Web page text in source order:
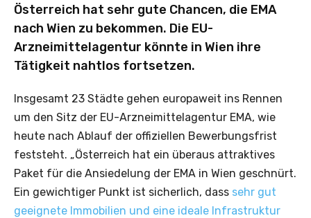
Österreich hat sehr gute Chancen, die EMA
nach Wien zu bekommen. Die EU-
Arzneimittelagentur könnte in Wien ihre
Tätigkeit nahtlos fortsetzen.
Insgesamt 23 Städte gehen europaweit ins Rennen
um den Sitz der EU-Arzneimittelagentur EMA, wie
heute nach Ablauf der offiziellen Bewerbungsfrist
feststeht. „Österreich hat ein überaus attraktives
Paket für die Ansiedelung der EMA in Wien geschnürt.
Ein gewichtiger Punkt ist sicherlich, dass sehr gut
geeignete Immobilien und eine ideale Infrastruktur